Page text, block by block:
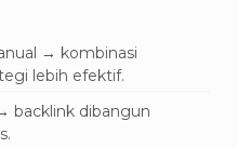
→ kombinasi
lebih efektif.
backlink dibangun